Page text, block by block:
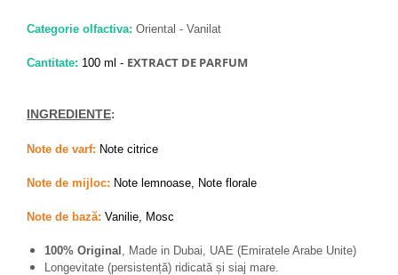
Parfumuri Clona Originale
Parfumuri clona / Dupes
Puncte Cadou
Categorie olfactiva: Oriental - Vanilat
Cantitate: 100 ml - EXTRACT DE PARFUM
INGREDIENTE:
Note de varf: Note citrice
Note de mijloc: Note lemnoase, Note florale
Note de bază: Vanilie, Mosc
100% Original , Made in Dubai, UAE (Emiratele Arabe Unite)
Longevitate (persistență) ridicată și siaj mare.